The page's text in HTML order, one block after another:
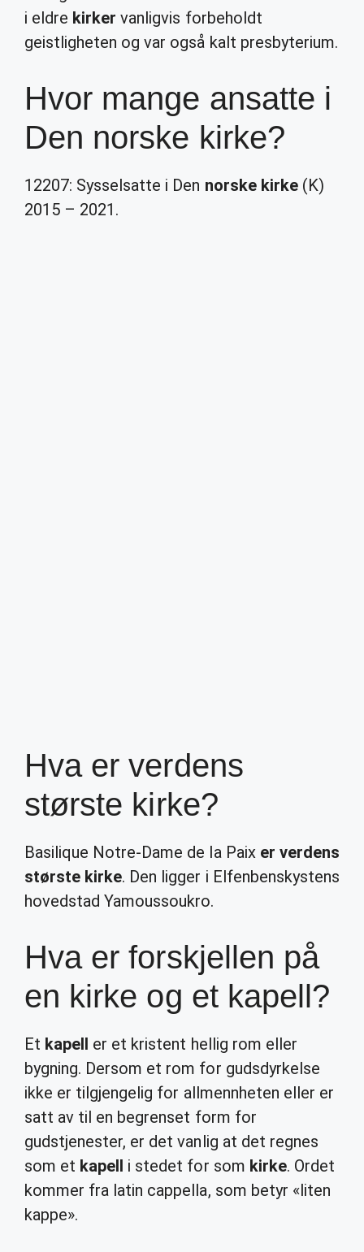
i eldre kirker vanligvis forbeholdt
geistligheten og var også kalt presbyterium.
Hvor mange ansatte i
Den norske kirke?
12207: Sysselsatte i Den norske kirke(K)
2015 – 2021.
Hva er verdens
største kirke?
Basilique Notre-Dame de la Paix er verdens
største kirke. Den ligger i Elfenbenskystens
hovedstad Yamoussoukro.
Hva er forskjellen på
en kirke og et kapell?
Et kapell er et kristent hellig rom eller
bygning. Dersom et rom for gudsdyrkelse
ikke er tilgjengelig for allmennheten eller er
satt av til en begrenset form for
gudstjenester, er det vanlig at det regnes
som et kapell i stedet for som kirke. Ordet
kommer fra latin cappella, som betyr «liten
kappe».